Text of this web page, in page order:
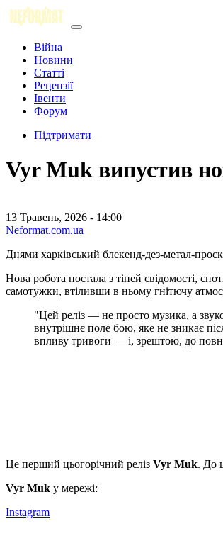
Війна
Новини
Статті
Рецензії
Івенти
Форум
Підтримати
Vyr Muk випустив
13 Травень, 2026 - 14:00
Neformat.com.ua
Днями харківський блекенд-дез-метал-
Нова робота постала з тіней свідомості,
самотужки, втіливши в ньому гнітючу
"Цей реліз — не просто музика, а
внутрішнє поле бою, яке не зникає
впливу тривоги — і, зрештою, до
Це перший цьогорічний реліз Vyr Muk. До
Vyr Muk у мережі:
Instagram